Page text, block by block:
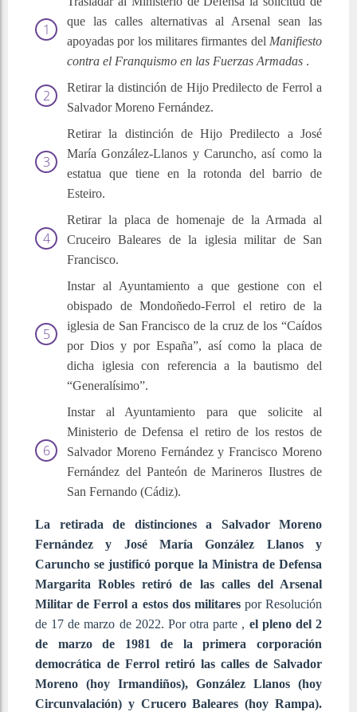
que las calles alternativas al Arsenal sean las
apoyadas por los militares firmantes del Manifiesto
contra el Franquismo en las Fuerzas Armadas .
Retirar la distinción de Hijo Predilecto de Ferrol a
Salvador Moreno Fernández.
Retirar la distinción de Hijo Predilecto a José
María González-Llanos y Caruncho, así como la
estatua que tiene en la rotonda del barrio de
Esteiro.
Retirar la placa de homenaje de la Armada al
Cruceiro Baleares de la iglesia militar de San
Francisco.
Instar al Ayuntamiento a que gestione con el
obispado de Mondoñedo-Ferrol el retiro de la
iglesia de San Francisco de la cruz de los “Caídos
por Dios y por España”, así como la placa de
dicha iglesia con referencia a la bautismo del
“Generalísimo”.
Instar al Ayuntamiento para que solicite al
Ministerio de Defensa el retiro de los restos de
Salvador Moreno Fernández y Francisco Moreno
Fernández del Panteón de Marineros Ilustres de
San Fernando (Cádiz).
La retirada de distinciones a Salvador Moreno
Fernández y José María González Llanos y
Caruncho se justificó porque la Ministra de Defensa
Margarita Robles retiró de las calles del Arsenal
Militar de Ferrol a estos dos militarespor Resolución
de 17 de marzo de 2022. Por otra parte , el pleno del 2
de marzo de 1981 de la primera corporación
democrática de Ferrol retiró las calles de Salvador
Moreno (hoy Irmandiños), González Llanos (hoy
Circunvalación) y Crucero Baleares (hoy Rampa).